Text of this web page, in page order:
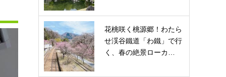
花桃咲く桃源郷！わたら
せ渓谷鐵道「わ鐵」で行
く、春の絶景ローカ…